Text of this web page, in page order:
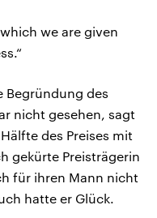
we are given
Begründung des
nicht gesehen, sagt
des Preises mit
gekürte Preisträgerin
für ihren Mann nicht
hatte er Glück.